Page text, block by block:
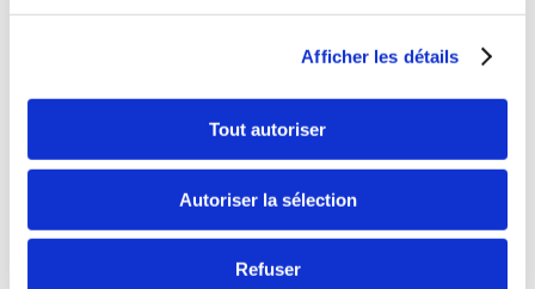
Afficher les détails
Tout autoriser
Autoriser la sélection
Refuser